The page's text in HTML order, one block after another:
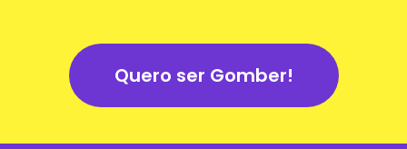
Quero ser Gomber!